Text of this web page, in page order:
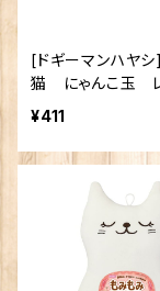
[ドギーマンハヤ
猫 にゃんこ玉
ー
¥411